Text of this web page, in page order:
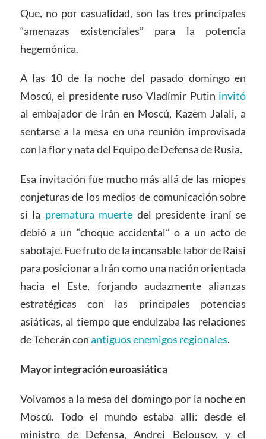
Que, no por casualidad, son las tres principales
“amenazas existenciales” para la potencia
hegemónica.
A las 10 de la noche del pasado domingo en
Moscú, el presidente ruso Vladímir Putin invitó
al embajador de Irán en Moscú, Kazem Jalali, a
sentarse a la mesa en una reunión improvisada
con la flor y nata del Equipo de Defensa de Rusia.
Esa invitación fue mucho más allá de las miopes
conjeturas de los medios de comunicación sobre
si la prematura muerte del presidente iraní se
debió a un “choque accidental” o a un acto de
sabotaje. Fue fruto de la incansable labor de Raisi
para posicionar a Irán como una nación orientada
hacia el Este, forjando audazmente alianzas
estratégicas con las principales potencias
asiáticas, al tiempo que endulzaba las relaciones
de Teherán conantiguos enemigos regionales.
Mayor integración euroasiática
Volvamos a la mesa del domingo por la noche en
Moscú. Todo el mundo estaba allí: desde el
ministro de Defensa, Andrei Belousov, y el